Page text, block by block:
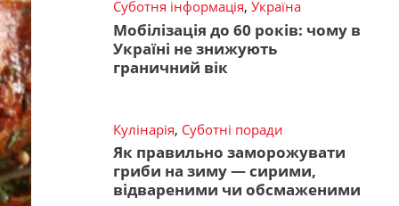
Суботня інформація, Україна
Мобілізація до 60 років: чому в
Україні не знижують
граничний вік
Кулінарія, Суботні поради
Як правильно заморожувати
гриби на зиму — сирими,
відвареними чи обсмаженими